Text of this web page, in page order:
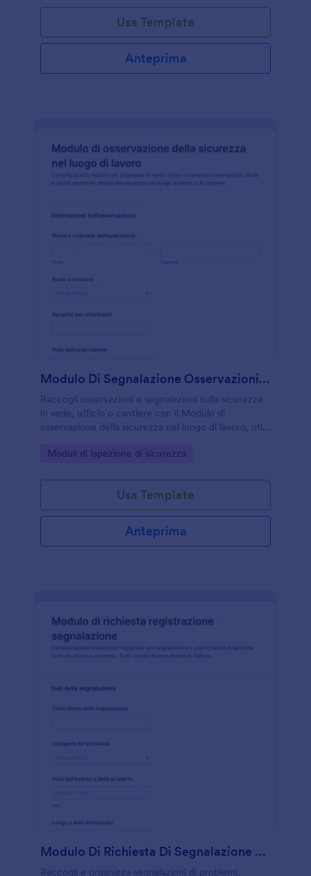
Usa Template
Anteprima
Modulo Di Segnalazione Osservazioni Di Sicurezza Sul Lavoro
Raccogli osservazioni e segnalazioni sulla sicurezza
in sede, ufficio o cantiere con il Modulo di
osservazione della sicurezza nel luogo di lavoro, utile
correttive e follow-up con Jotform.
Go to Category:
Moduli di Ispezione di sicurezza
Usa Template
Anteprima
Modulo Di Richiesta Di Segnalazione Problemi
Raccogli e organizza segnalazioni di problemi,